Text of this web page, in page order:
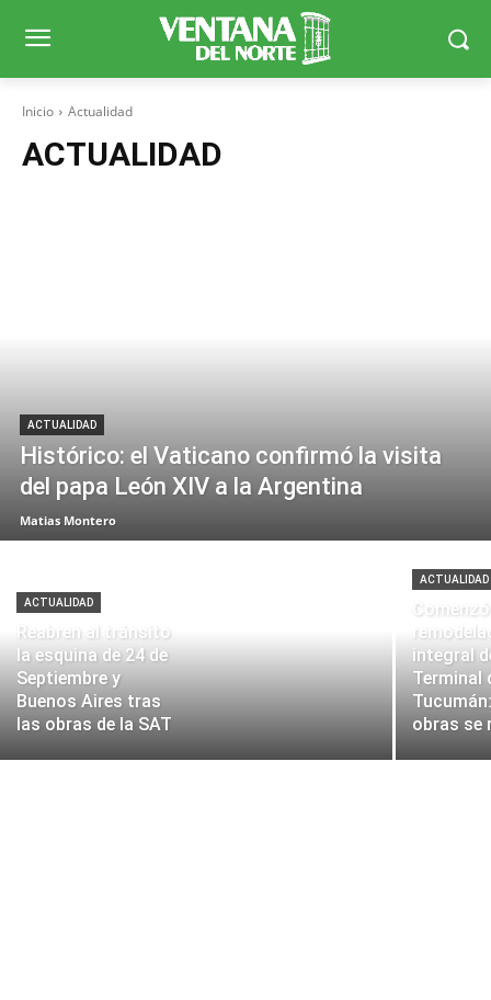
Inicio Actualidad
ACTUALIDAD
ACTUALIDAD
Histórico: el Vaticano confirmó la visita
del papa León XIV a la Argentina
Matias Montero
ACTUALIDAD
Reabren al tránsito
la esquina de 24 de
Septiembre y
Buenos Aires tras
las obras de la SAT
ACTUALIDAD
integral
Terminal
obras se